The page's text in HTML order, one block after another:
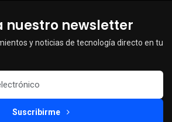
nuestro newsletter
y noticias de tecnología directo en tu
Suscribirme